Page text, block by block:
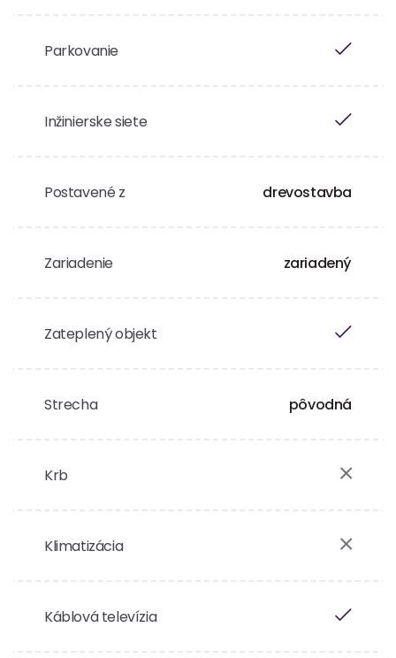
Parkovanie
Inžinierske siete
Postavené z drevostavba
Zariadenie zariadený
Zateplený objekt
Strecha pôvodná
Krb
Klimatizácia
Káblová televízia